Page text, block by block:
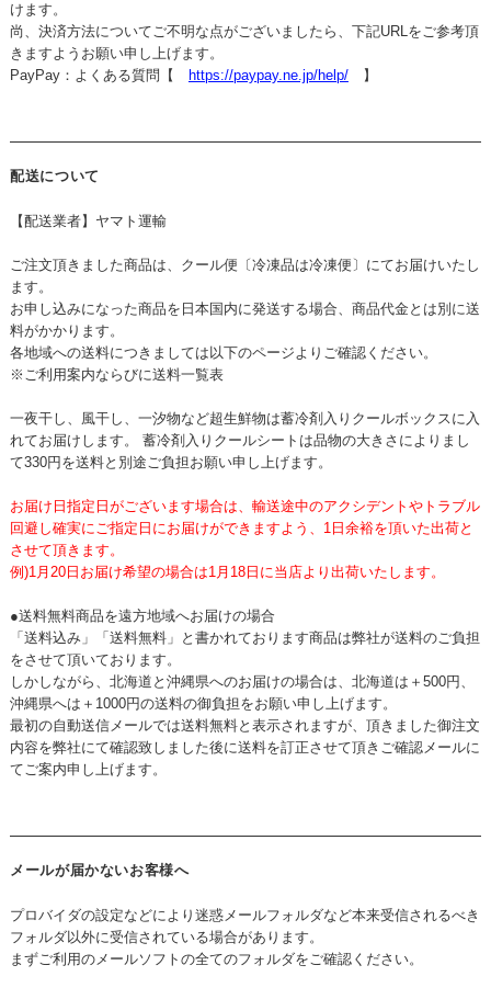
けます。
尚、決済方法についてご不明な点がございましたら、下記URLをご参考頂
きますようお願い申し上げます。
PayPay：よくある質問【
https://paypay.ne.jp/help/】
配送について
【配送業者】ヤマト運輸
ご注文頂きました商品は、クール便〔冷凍品は冷凍便〕にてお届けいたし
ます。
お申し込みになった商品を日本国内に発送する場合、商品代金とは別に送
料がかかります。
各地域への送料につきましては以下のページよりご確認ください。
※ご利用案内ならびに送料一覧表
一夜干し、風干し、一汐物など超生鮮物は蓄冷剤入りクールボックスに入
れてお届けします。 蓄冷剤入りクールシートは品物の大きさによりまし
て330円を送料と別途ご負担お願い申し上げます。
お届け日指定日がございます場合は、輸送途中のアクシデントやトラブル
回避し確実にご指定日にお届けができますよう、1日余裕を頂いた出荷と
させて頂きます。
例)1月20日お届け希望の場合は1月18日に当店より出荷いたします。
●送料無料商品を遠方地域へお届けの場合
「送料込み」「送料無料」と書かれております商品は弊社が送料のご負担
をさせて頂いております。
しかしながら、北海道と沖縄県へのお届けの場合は、北海道は＋500円、
沖縄県へは＋1000円の送料の御負担をお願い申し上げます。
最初の自動送信メールでは送料無料と表示されますが、頂きました御注文
内容を弊社にて確認致しました後に送料を訂正させて頂きご確認メールに
てご案内申し上げます。
メールが届かないお客様へ
プロバイダの設定などにより迷惑メールフォルダなど本来受信されるべき
フォルダ以外に受信されている場合があります。
まずご利用のメールソフトの全てのフォルダをご確認ください。